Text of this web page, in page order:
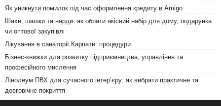
Як уникнути помилок під час оформлення кредиту в Amigo
Шахи, шашки та нарди: як обрати якісний набір для дому, подарунка
чи оптової закупівлі
Лікування в санаторії Карпати: процедури
Бізнес-книжки для розвитку підприємництва, управління та
професійного мислення
Лінолеум ПВХ для сучасного інтер’єру: як вибрати практичне та
довговічне покриття